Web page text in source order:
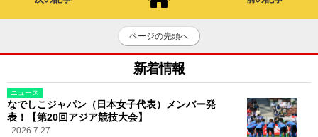
ページの先頭へ
新着情報
ニュース
なでしこジャパン（日本女子代表）メンバー発
表！【第20回アジア競技大会】
2026.7.27